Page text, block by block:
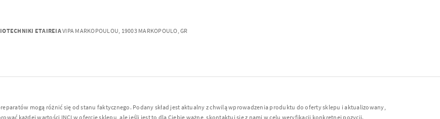
ETAIREIAVIPA MARKOPOULOU, 19003 MARKOPOULO, GR
mogą różnić się od stanu faktycznego. Podany skład jest aktualny z chwilą wprowadzenia produktu do oferty sklepu i aktualizowany,
każdej wartości INCI w ofercie sklepu, ale jeśli jest to dla Ciebie ważne, skontaktuj się z nami w celu weryfikacji konkretnej pozycji.